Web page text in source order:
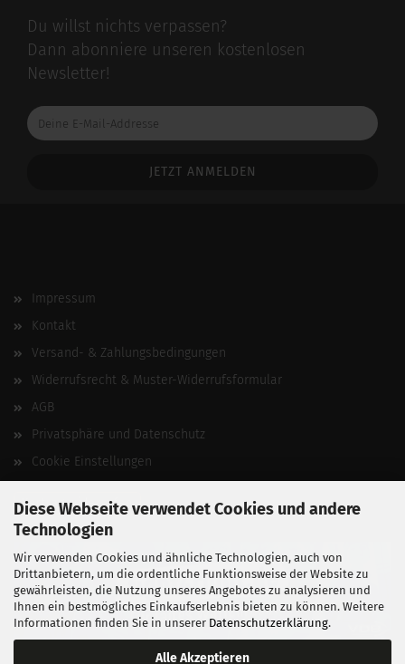
Diese Webseite verwendet Cookies und andere
Technologien
Wir verwenden Cookies und ähnliche Technologien, auch von
Drittanbietern, um die ordentliche Funktionsweise der Website zu
gewährleisten, die Nutzung unseres Angebotes zu analysieren und
Ihnen ein bestmögliches Einkaufserlebnis bieten zu können. Weitere
Informationen finden Sie in unserer Datenschutzerklärung.
Alle Akzeptieren
Du willst nichts verpassen?
Dann abonniere unseren kostenlosen
Newsletter!
Deine
E-
Impressum
Kontakt
Versand- & Zahlungsbedingungen
Widerrufsrecht & Muster-Widerrufsformular
AGB
Privatsphäre und Datenschutz
Cookie Einstellungen
Vertrag widerrufen